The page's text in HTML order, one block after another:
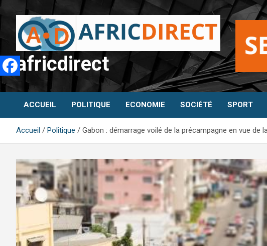
Aller
contenu
africdirect
ACCUEIL POLITIQUE ECONOMIE SOCIÉTÉ SPORT
Accueil Politique Gabon : démarrage voilé de la précampagne en vue de